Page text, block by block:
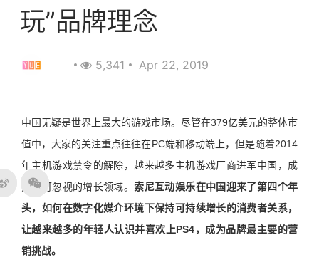
玩”品牌理念
5,341 Apr 22, 2019
中国无疑是世界上最大的游戏市场。尽管在379亿美元的整体市
值中，大家的关注重点往往在PC端和移动端上，但是随着2014
年主机游戏禁令的解除，越来越多主机游戏厂商进军中国，成
为不可忽视的增长领域。 索尼互动娱乐在中国迎来了第四个年
头，如何在数字化媒介环境下保持可持续增长的消费者关系，
让越来越多的年轻人认识并喜欢上PS4，成为品牌最主要的营
销挑战。